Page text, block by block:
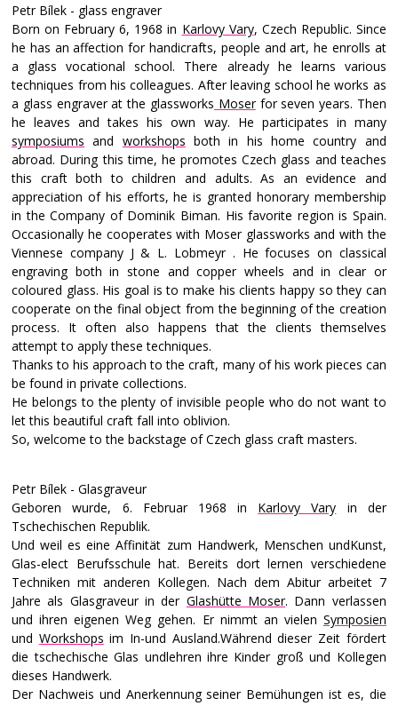
Petr Bílek - glass engraver
Born on February 6, 1968 in Karlovy Vary, Czech Republic. Since
he has an affection for handicrafts, people and art, he enrolls at
a glass vocational school. There already he learns various
techniques from his colleagues. After leaving school he works as
a glass engraver at the glassworks Moserfor seven years. Then
he leaves and takes his own way. He participates in many
symposiums and workshops both in his home country and
abroad. During this time, he promotes Czech glass and teaches
this craft both to children and adults. As an evidence and
appreciation of his efforts, he is granted honorary membership
in the Company of Dominik Biman. His favorite region is Spain.
Occasionally he cooperates with Moser glassworks and with the
Viennese company J & L. Lobmeyr . He focuses on classical
engraving both in stone and copper wheels and in clear or
coloured glass. His goal is to make his clients happy so they can
cooperate on the final object from the beginning of the creation
process. It often also happens that the clients themselves
attempt to apply these techniques.
Thanks to his approach to the craft, many of his work pieces can
be found in private collections.
He belongs to the plenty of invisible people who do not want to
let this beautiful craft fall into oblivion.
So, welcome to the backstage of Czech glass craft masters.
Petr Bílek - Glasgraveur
Geboren wurde, 6. Februar 1968 in Karlovy Vary in der
Tschechischen Republik.
Und weil es eine Affinität zum Handwerk, Menschen undKunst,
Glas-elect Berufsschule hat. Bereits dort lernen verschiedene
Techniken mit anderen Kollegen. Nach dem Abitur arbeitet 7
Jahre als Glasgraveur in der Glashütte Moser. Dann verlassen
und ihren eigenen Weg gehen. Er nimmt an vielen Symposien
und Workshops im In-und Ausland.Während dieser Zeit fördert
die tschechische Glas undlehren ihre Kinder groß und Kollegen
dieses Handwerk.
Der Nachweis und Anerkennung seiner Bemühungen ist es, die